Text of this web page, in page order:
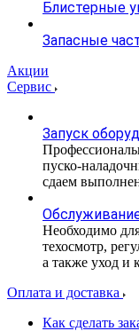
Блистерные
Запасные
Акции
Сервис
Запуск
пуско-
сдаем
Необходимо
техосмотр,
а также уход и
Оплата и доставка
Как сделать